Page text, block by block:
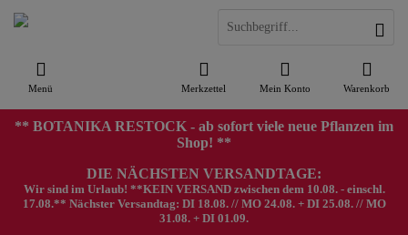
Menü Warenkorb
Merkzettel Mein Konto
** BOTANIKA RESTOCK - ab sofort viele neue Pflanzen im
Shop! **
DIE NÄCHSTEN VERSANDTAGE:
Wir sind im Urlaub! **KEIN VERSAND zwischen dem 10.08. - einschl.
17.08.** Nächster Versandtag: DI 18.08. // MO 24.08. + DI 25.08. // MO
31.08. + DI 01.09.